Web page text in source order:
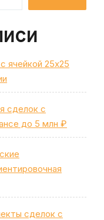
ячейкой 25х25
сделок с
до 5 млн ₽
сделок с